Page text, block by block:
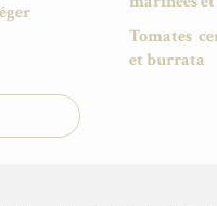
Tomates
et burrata